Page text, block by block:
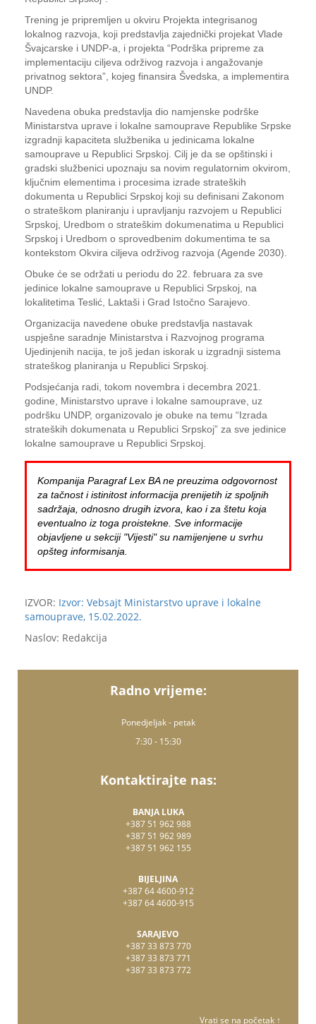
Trening je pripremljen u okviru Projekta integrisanog
lokalnog razvoja, koji predstavlja zajednički projekat Vlade
Švajcarske i UNDP-a, i projekta “Podrška pripreme za
implementaciju ciljeva održivog razvoja i angažovanje
privatnog sektora”, kojeg finansira Švedska, a implementira
UNDP.
Navedena obuka predstavlja dio namjenske podrške
Ministarstva uprave i lokalne samouprave Republike Srpske
izgradnji kapaciteta službenika u jedinicama lokalne
samouprave u Republici Srpskoj. Cilj je da se opštinski i
gradski službenici upoznaju sa novim regulatornim okvirom,
ključnim elementima i procesima izrade strateških
dokumenta u Republici Srpskoj koji su definisani Zakonom
o strateškom planiranju i upravljanju razvojem u Republici
Srpskoj, Uredbom o strateškim dokumenatima u Republici
Srpskoj i Uredbom o sprovedbenim dokumentima te sa
kontekstom Okvira ciljeva održivog razvoja (Agende 2030).
Obuke će se održati u periodu do 22. februara za sve
jedinice lokalne samouprave u Republici Srpskoj, na
lokalitetima Teslić, Laktaši i Grad Istočno Sarajevo.
Organizacija navedene obuke predstavlja nastavak
uspješne saradnje Ministarstva i Razvojnog programa
Ujedinjenih nacija, te još jedan iskorak u izgradnji sistema
strateškog planiranja u Republici Srpskoj.
Podsjećanja radi, tokom novembra i decembra 2021.
godine, Ministarstvo uprave i lokalne samouprave, uz
podršku UNDP, organizovalo je obuke na temu “Izrada
strateških dokumenata u Republici Srpskoj” za sve jedinice
lokalne samouprave u Republici Srpskoj.
Kompanija Paragraf Lex BA ne preuzima odgovornost
za tačnost i istinitost informacija prenijetih iz spoljnih
sadržaja, odnosno drugih izvora, kao i za štetu koja
eventualno iz toga proistekne. Sve informacije
objavljene u sekciji "Vijesti" su namijenjene u svrhu
opšteg informisanja.
IZVOR: Izvor: Vebsajt Ministarstvo uprave i lokalne
samouprave, 15.02.2022.
Naslov: Redakcija
Radno vrijeme:
Ponedjeljak - petak
7:30 - 15:30
Kontaktirajte nas:
BANJA LUKA
+387 51 962 988
+387 51 962 989
+387 51 962 155
BIJELJINA
+387 64 4600-912
+387 64 4600-915
SARAJEVO
+387 33 873 770
+387 33 873 771
+387 33 873 772
Vrati se na početak ↑